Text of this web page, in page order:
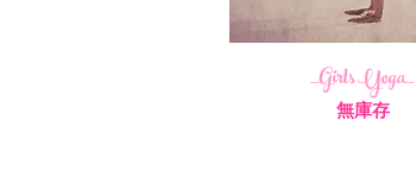
_Girls Yoga_
無庫存